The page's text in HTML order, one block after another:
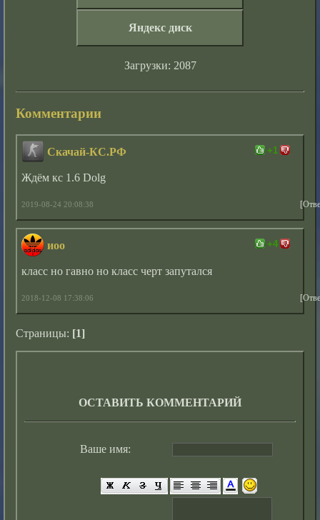
Яндекс диск
Загрузки: 2087
Комментарии
Скачай-КС.РФ
Ждём кс 1.6 Dolg
2019-08-24 20:08:38
+1
иоо
класс но гавно но класс черт запутался
2018-12-08 17:38:06
+4
Страницы: [1]
ОСТАВИТЬ КОММЕНТАРИЙ
Ваше имя: